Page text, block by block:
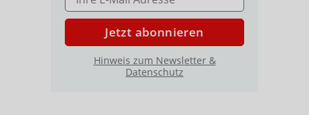
Jetzt abonnieren
Hinweis zum Newsletter &
Datenschutz